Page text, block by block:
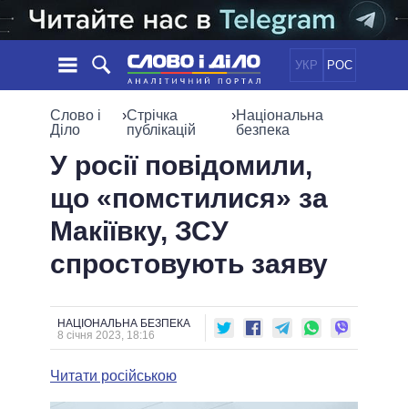
УКР РОС
НОВИНИ
СТРІЧКА
ПОДІЇ
СТАТТІ
ДУМКИ
ОГЛЯДИ
СУСПІЛЬСТВО
СВІТ
ОБIЦЯНКИ
ПОЛIТИКИ
УСІ ПОЛІТИКИ
ПРЕЗИДЕНТ І ОФІС
КАБІНЕТ МІНІСТРІВ
ГОЛОВИ ОБЛАДМІНІСТРАЦІЙ
МЕРИ МІСТ
ІНФОГРАФІКА
ВІДЕО
ПІДТРИМАТИ
ПОРІВНЯННЯ ПОЛІТИКІВ
Слово і
Діло
›Стрічка
публікацій
›Національна
безпека
У росії повідомили,
що «помстилися» за
Макіївку, ЗСУ
спростовують заяву
НАЦІОНАЛЬНА БЕЗПЕКА
8 січня 2023, 18:16
Читати російською